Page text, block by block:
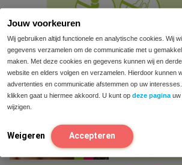
Jouw voorkeuren
Wij gebruiken altijd functionele en analytische cookies. Wij
gegevens verzamelen om de communicatie met u
maken. Met deze cookies en gegevens kunnen wij en
website en elders volgen en verzamelen. Hierdoor kunnen
advertenties en communicatie afstemmen op uw
klikken gaat u hiermee akkoord. U kunt op deze pagina uw
wijzigen.
Weigeren Accepteren